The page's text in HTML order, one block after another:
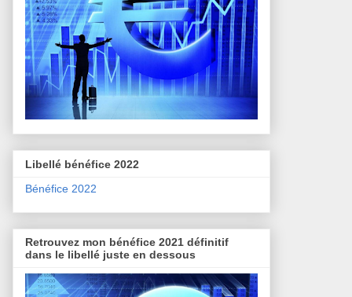
Libellé bénéfice 2022
Bénéfice 2022
Retrouvez mon bénéfice 2021 définitif
dans le libellé juste en dessous